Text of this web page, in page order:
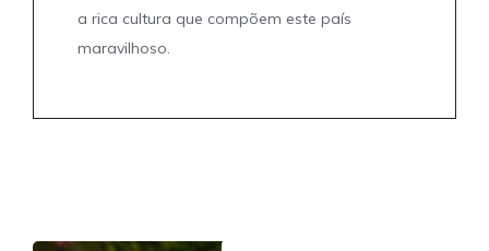
a rica cultura que compõem este país
maravilhoso.